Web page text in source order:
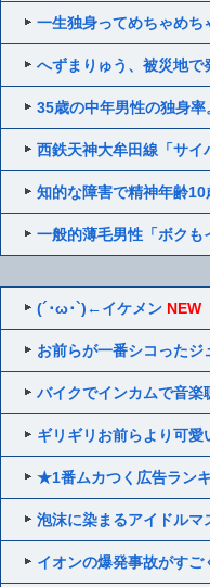
一生独身ってめちゃめち
へずまりゅう、被災地で
35歳の中年男性の独身
西鉄天神大牟田線「サイ
知的な障害で精神年齢
一般的薄毛男性「ボクも
(´･ω･`)←イケメン NEW
お前らが一番シコったジ
バイクでインカムで音楽
ギリギリお前らより可愛
★1番ムカつく広告ラン
泡沫に染まるアイドルマ
イオンの爆発事故がすご